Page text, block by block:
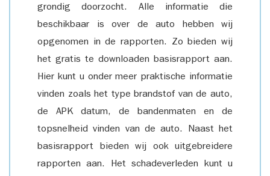
grondig doorzocht. Alle informatie die
beschikbaar is over de auto hebben wij
opgenomen in de rapporten. Zo bieden wij
het gratis te downloaden basisrapport aan.
Hier kunt u onder meer praktische informatie
vinden zoals het type brandstof van de auto,
de APK datum, de bandenmaten en de
topsnelheid vinden van de auto. Naast het
basisrapport bieden wij ook uitgebreidere
rapporten aan. Het schadeverleden kunt u